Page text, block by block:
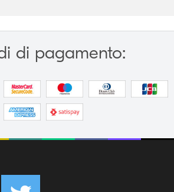
di pagamento: